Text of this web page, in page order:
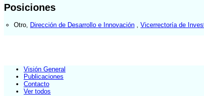
Posiciones
Otro Dirección de Desarrollo e Innovación Vicerrectoría de
Visión General
Publicaciones
Contacto
Ver todos